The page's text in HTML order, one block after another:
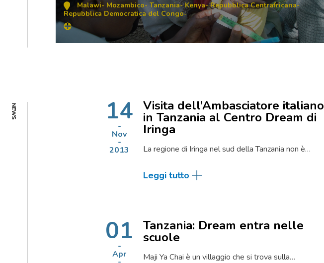
Malawi- Mozambico- Tanzania- Kenya- Repubblica Centrafricana-
Repubblica Democratica del Congo-
NEWS 14
Nov
2013
Visita dell’Ambasciatore italiano
in Tanzania al Centro Dream di
Iringa
La regione di Iringa nel sud della Tanzania non è…
Leggi tutto
01
Apr
Tanzania: Dream entra nelle
scuole
Maji Ya Chai è un villaggio che si trova sulla…